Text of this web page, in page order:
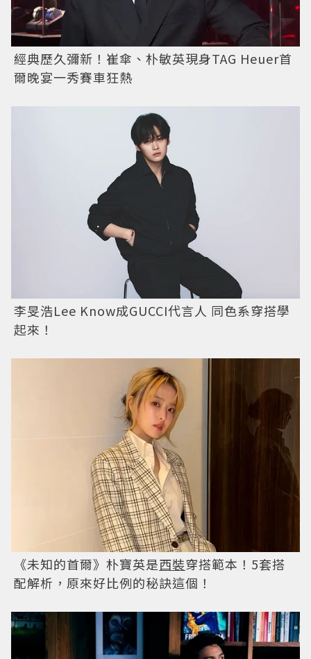
經典歷久彌新！崔傘、朴敏英現身TAG Heuer首
爾晚宴一秀賽車狂熱
李旻浩Lee Know成GUCCI代言人 同色系穿搭學
起來！
《未知的首爾》朴寶英是西裝穿搭範本！5套搭
配解析，原來好比例的秘訣這個！